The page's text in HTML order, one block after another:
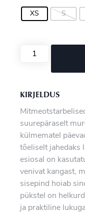
XS S
KIRJELDUS
suurepäraselt
külmematel
tõeliselt jahedaks
esiosal on
venivat kangast,
sisepind hoiab
pükstel on
ja praktiline